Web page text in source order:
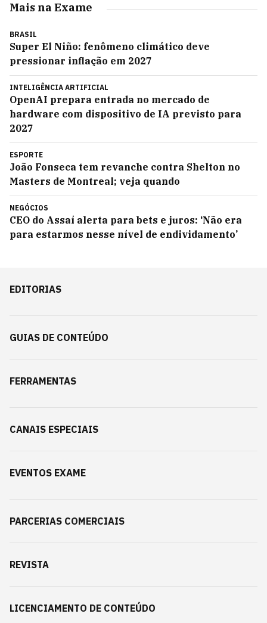
Mais na Exame
BRASIL
Super El Niño: fenômeno climático deve
pressionar inflação em 2027
INTELIGÊNCIA ARTIFICIAL
OpenAI prepara entrada no mercado de
hardware com dispositivo de IA previsto para
2027
ESPORTE
João Fonseca tem revanche contra Shelton no
Masters de Montreal; veja quando
NEGÓCIOS
CEO do Assaí alerta para bets e juros: ‘Não era
para estarmos nesse nível de endividamento’
EDITORIAS
GUIAS DE CONTEÚDO
FERRAMENTAS
CANAIS ESPECIAIS
EVENTOS EXAME
PARCERIAS COMERCIAIS
REVISTA
LICENCIAMENTO DE CONTEÚDO